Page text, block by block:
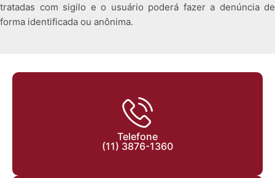
tratadas com sigilo e o usuário poderá fazer a denúncia de
forma identificada ou anônima.
Telefone
(11) 3876-1360